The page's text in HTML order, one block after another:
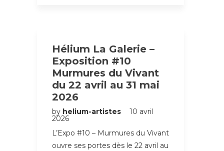
Hélium La Galerie –
Exposition #10
Murmures du Vivant
du 22 avril au 31 mai
2026
by helium-artistes 10 avril
2026
L’Expo #10 – Murmures du Vivant
ouvre ses portes dès le 22 avril au